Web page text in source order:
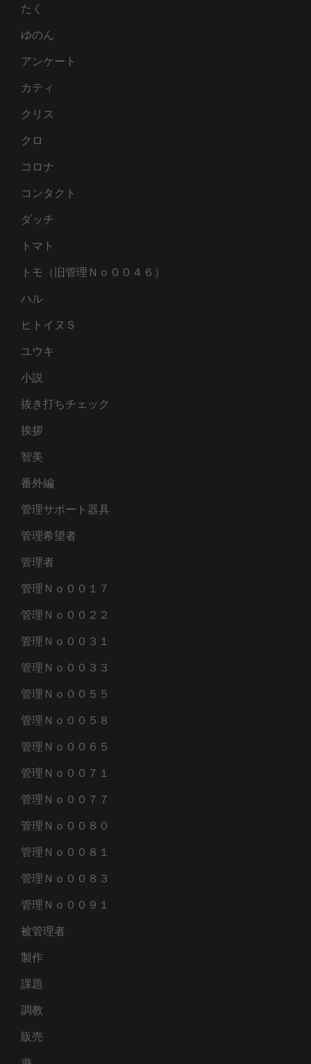
たく
ゆのん
アンケート
カティ
クリス
クロ
コロナ
コンタクト
ダッチ
トマト
トモ（旧管理Ｎｏ００４６）
ハル
ヒトイヌＳ
ユウキ
小説
抜き打ちチェック
挨拶
智美
番外編
管理サポート器具
管理希望者
管理者
管理Ｎｏ００１７
管理Ｎｏ００２２
管理Ｎｏ００３１
管理Ｎｏ００３３
管理Ｎｏ００５５
管理Ｎｏ００５８
管理Ｎｏ００６５
管理Ｎｏ００７１
管理Ｎｏ００７７
管理Ｎｏ００８０
管理Ｎｏ００８１
管理Ｎｏ００８３
管理Ｎｏ００９１
被管理者
製作
課題
調教
販売